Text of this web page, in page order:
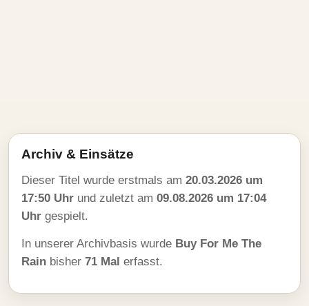
Archiv & Einsätze
Dieser Titel wurde erstmals am 20.03.2026 um
17:50 Uhr und zuletzt am 09.08.2026 um 17:04
Uhr gespielt.
In unserer Archivbasis wurde Buy For Me The
Rain bisher 71 Mal erfasst.